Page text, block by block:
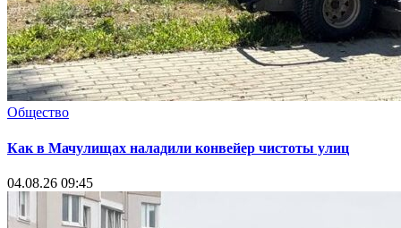
Общество
Как в Мачулищах наладили конвейер чистоты улиц
04.08.26 09:45